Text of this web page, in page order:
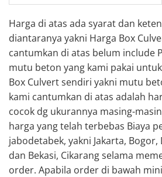
Harga di atas ada syarat dan
diantaranya yakni Harga Box
cantumkan di atas belum include
mutu beton yang kami pakai
Box Culvert sendiri yakni mutu
kami cantumkan di atas adalah
cocok dg ukurannya masing-
harga yang telah terbebas Biaya
jabodetabek, yakni Jakarta,
dan Bekasi, Cikarang selama
order. Apabila order di bawah